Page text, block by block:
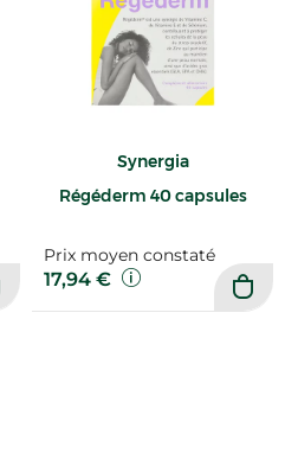
Synergia
Régéderm 40 capsules
Prix moyen constaté
17,94 €